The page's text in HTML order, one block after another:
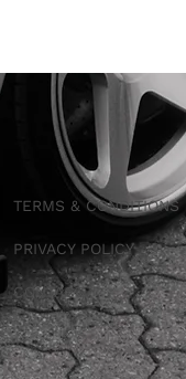
TERMS & CONDITIONS
PRIVACY POLICY
CONTACT